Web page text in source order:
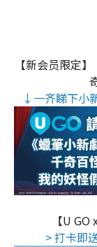
【新会员限定
↓一齐睇下小
【U
> 打卡即